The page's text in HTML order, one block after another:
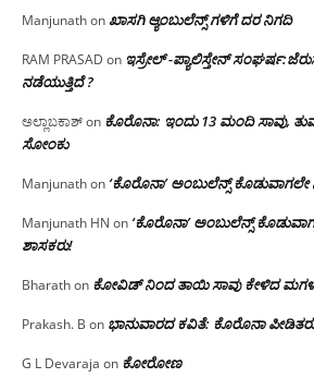
Manjunathonಖಾಸಗಿ ಆ್ಯಂಬುಲೆನ್ಸ್ ಗಳಿಗೆ ದರ ನಿಗದಿ
RAM PRASAD on ಇಸ್ರೇಲ್ -ಪ್ಯಾಲಿಸ್ತೇನ್
ನಡೆಯುತ್ತಿದೆ ?
ಅಲ್ಲಾಬಕಾಶ್on ಕೊರೊನಾ: ಇಂದು 13 ಮಂದಿ ಸಾವು,
ಸೋಂಕು
Manjunathon ‘ಕೊರೊನಾ’ ಅಂಬುಲೆನ್ಸ್
Manjunath HN on ‘ಕೊರೊನಾ’ ಅಂಬುಲೆನ್ಸ್
ಶಾಸಕರು!
Bharathon ಕೋವಿಡ್ ನಿಂದ ತಾಯಿ ಸಾವು ಕೇಳಿದ
Prakash. B on ಭಾನುವಾರದ ಕವಿತೆ: ಕೊರೊನಾ
G L Devaraja on ಕೋರೋಣ